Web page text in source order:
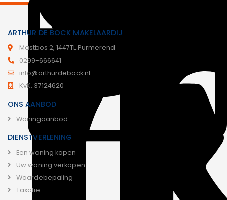
ARTHUR DE BOCK MAKELAARDIJ
Mastbos 2, 1447TL Purmerend
0299-666641
info@arthurdebock.nl
KvK. 37124620
ONS AANBOD
Woningaanbod
DIENSTVERLENING
Een woning kopen
Uw woning verkopen
Waardebepaling
Taxatie